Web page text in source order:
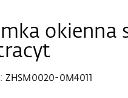
okienna
ZHSM0020-0M4011